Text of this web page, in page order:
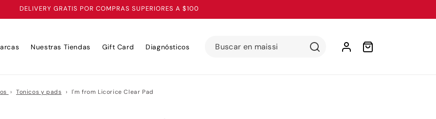
DELIVERY GRATIS POR COMPRAS SUPERIORES A $100
Nuestras Tiendas Gift Card Diagnósticos Buscar en maissi
sesión
Carrito
› Tonicos y pads › I'm from Licorice Clear Pad